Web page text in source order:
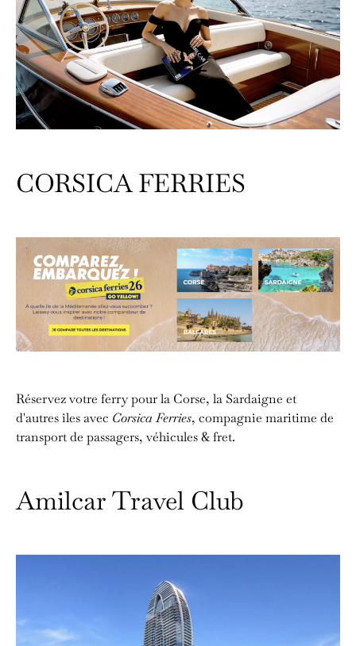
CORSICA FERRIES
Réservez votre ferry pour la Corse, la Sardaigne et
d'autres îles avec Corsica Ferries, compagnie maritime de
transport de passagers, véhicules & fret.
Amilcar Travel Club